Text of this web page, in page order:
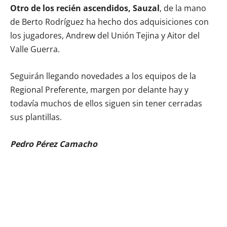
Otro de los recién ascendidos, Sauzal, de la mano
de Berto Rodríguez ha hecho dos adquisiciones con
los jugadores, Andrew del Unión Tejina y Aitor del
Valle Guerra.
Seguirán llegando novedades a los equipos de la
Regional Preferente, margen por delante hay y
todavía muchos de ellos siguen sin tener cerradas
sus plantillas.
Pedro Pérez Camacho